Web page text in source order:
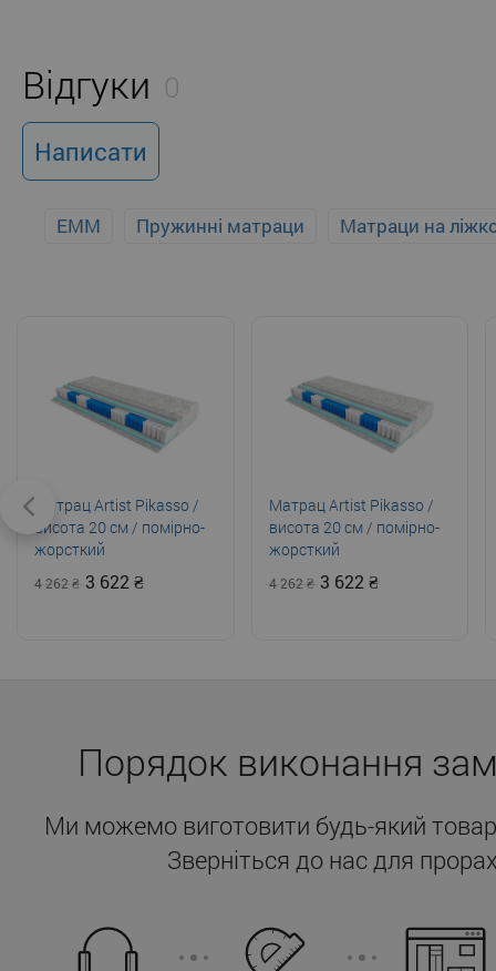
Відгуки 0
Написати
EMM Пружинні матраци Матраци на
Матрац Artist Pikasso /
висота 20 см / помірно-
жорсткий
4 262 3 622
Матрац Artist Pikasso /
висота 20 см / помірно-
жорсткий
4 262 3 622
Порядок виконання
Ми можемо виготовити будь-який
Зверніться до нас для